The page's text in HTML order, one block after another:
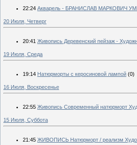
22:24 Акварель - БРАНИСЛАВ МАРКОВИЧ
20 Июля, Четверг
20:41 Живопись Деревенский пейзаж -
19 Июля, Среда
19:14 Натюрморты с керосиновой лампой (0)
16 Июля, Воскресенье
22:55 Живопись Современный натюрморт
15 Июля, Суббота
21:45 ЖИВОПИСЬ Натюрморт / реализм